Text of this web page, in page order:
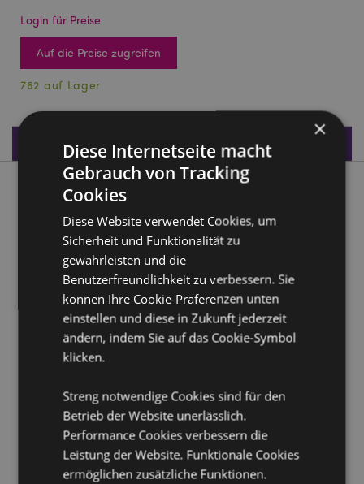
Login für Preise
Auf die Preise zugreifen
762 auf Lager
Produktdaten
Produktbeschreibung
Sandgefüllte Krake 25cm
Material:Stoff und Sand
CE gekennzeichnet:Ja
Empfohlenes Alter:3+
Produkttressourcen:
Möchten Sie mehr über den Einkauf bei Puckator
Kundeninformationen.
Produktattribute
Höhe 25cm
×
Diese Internetseite macht
Gebrauch von Tracking
Cookies
Diese Website verwendet Cookies, um
Sicherheit und Funktionalität zu
gewährleisten und die
Benutzerfreundlichkeit zu verbessern. Sie
können Ihre Cookie-Präferenzen unten
einstellen und diese in Zukunft jederzeit
ändern, indem Sie auf das Cookie-Symbol
klicken.
Streng notwendige Cookies sind für den
Betrieb der Website unerlässlich.
Performance Cookies verbessern die
Leistung der Website. Funktionale Cookies
ermöglichen zusätzliche Funktionen.